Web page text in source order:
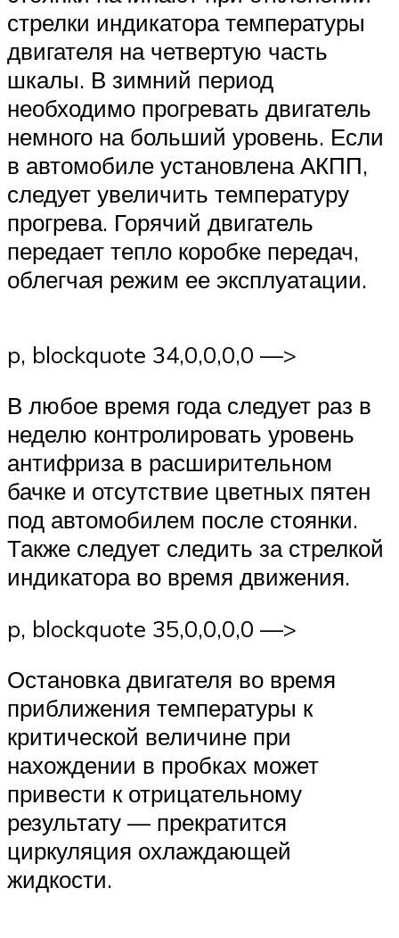
стрелки индикатора температуры
двигателя на четвертую часть
шкалы. В зимний период
необходимо прогревать двигатель
немного на больший уровень. Если
в автомобиле установлена АКПП,
следует увеличить температуру
прогрева. Горячий двигатель
передает тепло коробке передач,
облегчая режим ее эксплуатации.
p, blockquote 34,0,0,0,0 —>
В любое время года следует раз в
неделю контролировать уровень
антифриза в расширительном
бачке и отсутствие цветных пятен
под автомобилем после стоянки.
Также следует следить за стрелкой
индикатора во время движения.
p, blockquote 35,0,0,0,0 —>
Остановка двигателя во время
приближения температуры к
критической величине при
нахождении в пробках может
привести к отрицательному
результату — прекратится
циркуляция охлаждающей
жидкости.